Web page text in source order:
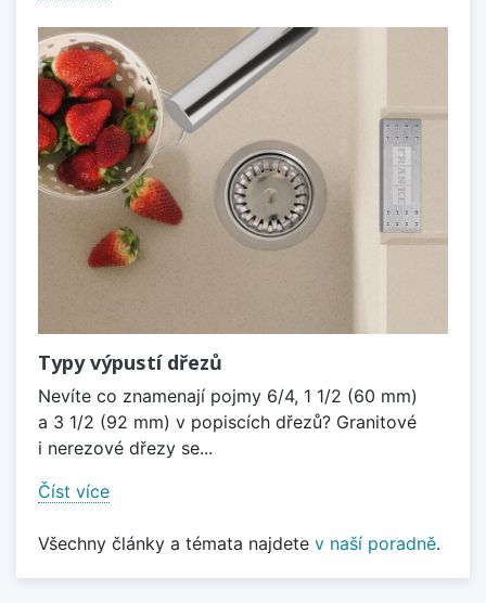
Typy výpustí dřezů
Nevíte co znamenají pojmy 6/4, 1 1/2 (60 mm)
a 3 1/2 (92 mm) v popiscích dřezů? Granitové
i nerezové dřezy se...
Číst více
Všechny články a témata najdete v naší poradně.